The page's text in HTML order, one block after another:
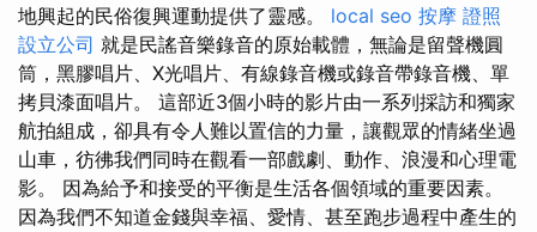
地興起的民俗復興運動提供了靈感。 local seo 按摩 證照
設立公司 就是民謠音樂錄音的原始載體，無論是留聲機圓
筒，黑膠唱片、X光唱片、有線錄音機或錄音帶錄音機、單
拷貝漆面唱片。 這部近3個小時的影片由一系列採訪和獨家
航拍組成，卻具有令人難以置信的力量，讓觀眾的情緒坐過
山車，彷彿我們同時在觀看一部戲劇、動作、浪漫和心理電
影。 因為給予和接受的平衡是生活各個領域的重要因素。
因為我們不知道金錢與幸福、愛情、甚至跑步過程中產生的